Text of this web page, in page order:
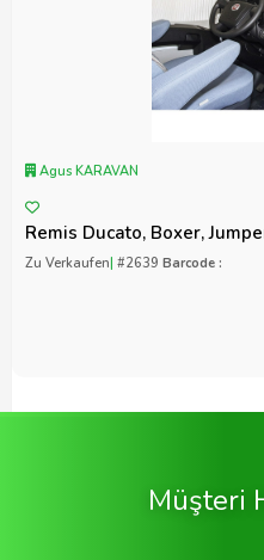
Agus KARAVAN
Remis Ducato, Boxer,
Zu Verkaufen| #2639 Barcode :
Müşteri